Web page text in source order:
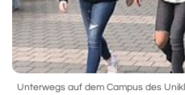
Unterwegs auf dem Campus des